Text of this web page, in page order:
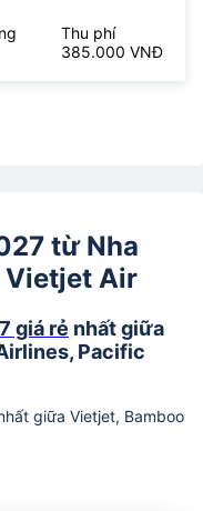
Thu phí
385.000 VNĐ
từ Nha
Vietjet Air
giá rẻ nhất giữa
Pacific
giữa Vietjet, Bamboo